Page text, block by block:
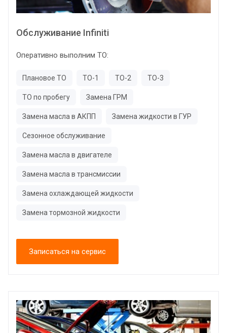
Обслуживание Infiniti
Оперативно выполним ТО:
Плановое ТО ТО-1 ТО-2 ТО-3
ТО по пробегу Замена ГРМ
Замена масла в АКПП Замена жидкости в ГУР
Сезонное обслуживание
Замена масла в двигателе
Замена масла в трансмиссии
Замена охлаждающей жидкости
Замена тормозной жидкости
Записаться на сервис